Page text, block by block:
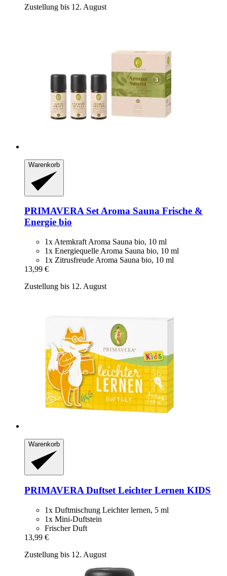
Zustellung bis 12. August
Warenkorb
PRIMAVERASet Aroma Sauna Frische &
Energie bio
1x Atemkraft Aroma Sauna bio, 10 ml
1x Energiequelle Aroma Sauna bio, 10 ml
1x Zitrusfreude Aroma Sauna bio, 10 ml
13,99 €
Zustellung bis 12. August
Warenkorb
PRIMAVERADuftset Leichter Lernen KIDS
1x Duftmischung Leichter lernen, 5 ml
1x Mini-Duftstein
Frischer Duft
13,99 €
Zustellung bis 12. August